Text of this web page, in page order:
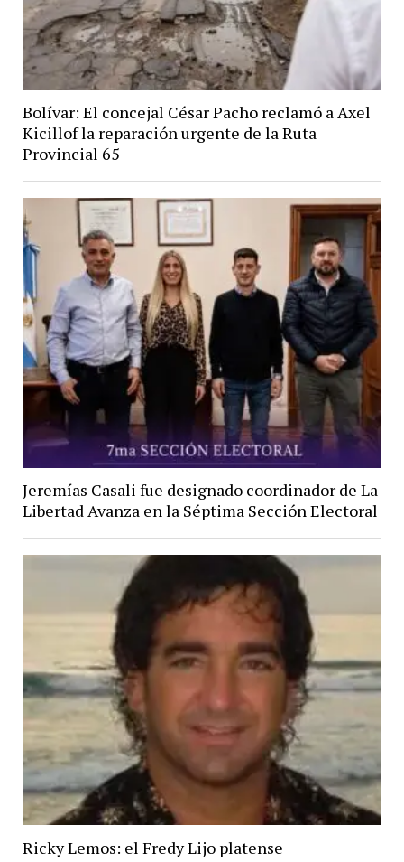
Bolívar: El concejal César Pacho reclamó a Axel
Kicillof la reparación urgente de la Ruta
Provincial 65
Jeremías Casali fue designado coordinador de La
Libertad Avanza en la Séptima Sección Electoral
Ricky Lemos: el Fredy Lijo platense